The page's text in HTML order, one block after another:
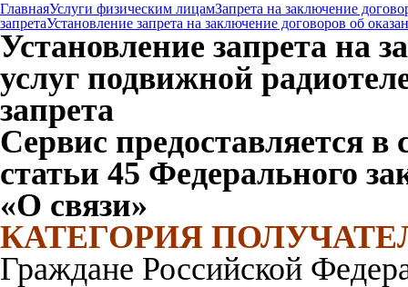
ГлавнаяУслуги физическим лицамЗапрета на заключение
запретаУстановление запрета на заключение договоров об
Установление запрета на
услуг подвижной
запрета
Сервис предоставляется в
статьи 45 Федерального
«О связи»
КАТЕГОРИЯ
Граждане Российской